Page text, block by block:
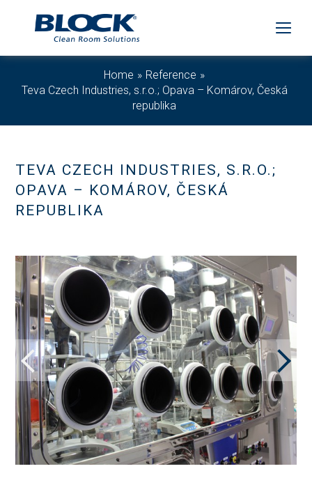
Home
Reference
Teva Czech Industries, s.r.o.; Opava – Komárov, Česká
republika
TEVA CZECH INDUSTRIES, S.R.O.;
OPAVA – KOMÁROV, ČESKÁ
REPUBLIKA